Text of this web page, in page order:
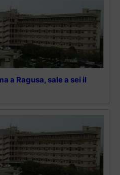
a Ragusa, sale a sei il